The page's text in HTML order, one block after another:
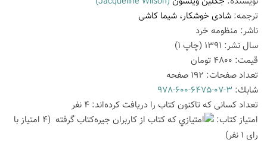
ترجمه: شادی خوشکار، شیما کاشی
ناشر: منظومه خرد
سال نشر: 1391 (چاپ 1
)
قیمت: 4800 تومان
تعداد صفحات: 192 صفحه
شابك: 978-600-6475-07-3
تعداد كسانی كه تاكنون كتاب را دریافت كرده‌اند: 4 نفر
امتیاز كتاب:
(4 امتیاز با
رای 1 نفر)